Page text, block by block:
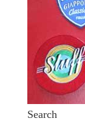
Search